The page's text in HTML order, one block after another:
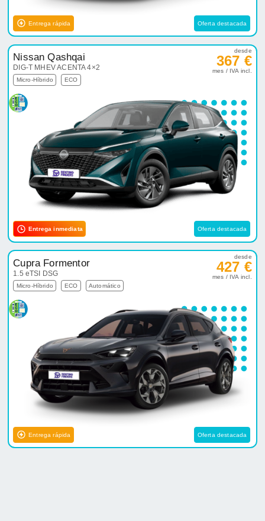
Entrega rápida Oferta destacada
Nissan Qashqai
DIG-T MHEV ACENTA 4×2
Micro-Híbrido ECO
desde
367 €
mes / IVA incl.
Entrega inmediata Oferta destacada
Cupra Formentor
1.5 eTSI DSG
Micro-Híbrido ECO Automático
desde
427 €
mes / IVA incl.
Entrega rápida Oferta destacada